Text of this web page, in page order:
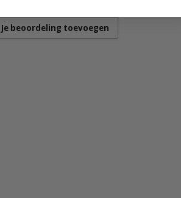
Je beoordeling toevoegen